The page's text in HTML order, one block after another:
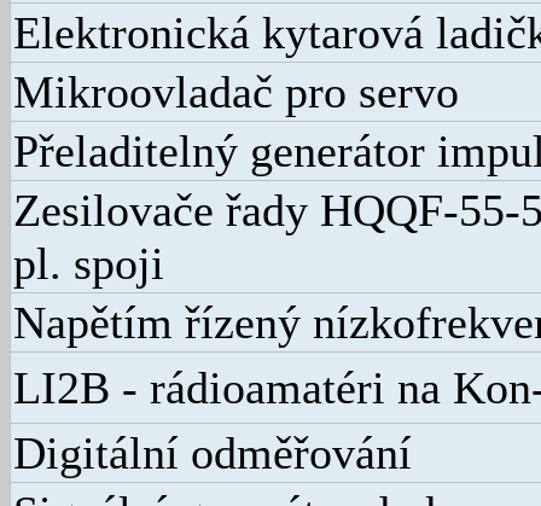
Elektronická kytarová
Mikroovladač pro servo
Přeladitelný generátor
Zesilovače řady HQQF-55-
pl. spoji
Napětím řízený
LI2B - rádioamatéri na
Digitální odměřování